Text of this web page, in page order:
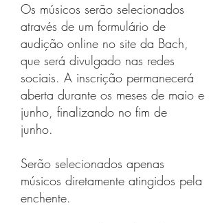
Os músicos serão selecionados
através de um formulário de
audição online no site da Bach,
que será divulgado nas redes
sociais. A inscrição permanecerá
aberta durante os meses de maio e
junho, finalizando no fim de
junho.
Serão selecionados apenas
músicos diretamente atingidos pela
enchente.